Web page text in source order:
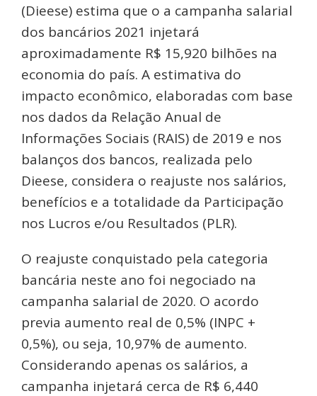
(Dieese) estima que o a campanha salarial
dos bancários 2021 injetará
aproximadamente R$ 15,920 bilhões na
economia do país. A estimativa do
impacto econômico, elaboradas com base
nos dados da Relação Anual de
Informações Sociais (RAIS) de 2019 e nos
balanços dos bancos, realizada pelo
Dieese, considera o reajuste nos salários,
benefícios e a totalidade da Participação
nos Lucros e/ou Resultados (PLR).
O reajuste conquistado pela categoria
bancária neste ano foi negociado na
campanha salarial de 2020. O acordo
previa aumento real de 0,5% (INPC +
0,5%), ou seja, 10,97% de aumento.
Considerando apenas os salários, a
campanha injetará cerca de R$ 6,440